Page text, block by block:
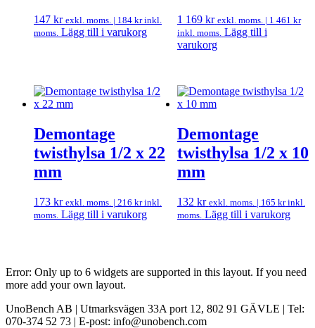
147 kr exkl. moms. | 184 krinkl.
moms. Lägg till i varukorg
1 169 kr exkl. moms. | 1 461 kr
inkl. moms. Lägg till i
varukorg
Demontage
twisthylsa 1/2 x 22
mm
173 kr exkl. moms. | 216 krinkl.
moms. Lägg till i varukorg
Demontage
twisthylsa 1/2 x 10
mm
132 kr exkl. moms. | 165 krinkl.
moms. Lägg till i varukorg
Error: Only up to 6 widgets are supported in this layout. If you need
more add your own layout.
UnoBench AB | Utmarksvägen 33A port 12, 802 91 GÄVLE | Tel:
070-374 52 73 | E-post: info@unobench.com